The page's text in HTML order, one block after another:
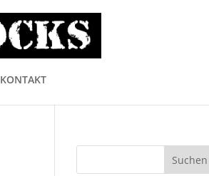
KONTAKT